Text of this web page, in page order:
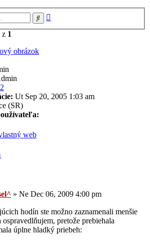
Hľadať
z 1
Ut Sep 20, 2005 1:03 am
(SR)
web
» Ne Dec 06, 2009 4:00 pm
hodín ste možno zaznamenali menšie
pretože prebiehala
úplne hladký priebeh: